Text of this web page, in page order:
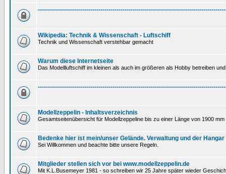
Wikipedia: Technik & Wissenschaft - Luftschiff
Technik und Wissenschaft verstehbar gemacht
Warum diese Internetseite
Das Modellluftschiff im kleinen als auch im größeren als Hobby betreiben
Modellzeppelin - Inhaltsverzeichnis
Gesamtseitenübersicht für Modellzeppeline bis zu einer Länge von 1900 mm
Bedenke hier ist mein/unser Gelände. Verwaltung und der Hangar
Sei Willkommen und beachte bitte unsere Regeln.
Mitglieder stellen sich vor bei www.modellzeppelin.de
Mit K.L.Busemeyer 1981 - so schreiben wir 25 Jahre später wieder